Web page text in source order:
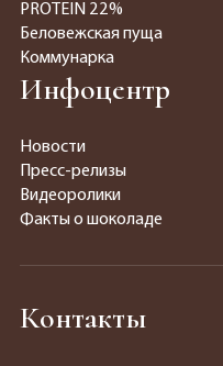
PROTEIN 22%
Беловежская пуща
Коммунарка
Инфоцентр
Новости
Пресс-релизы
Видеоролики
Факты о шоколаде
Контакты